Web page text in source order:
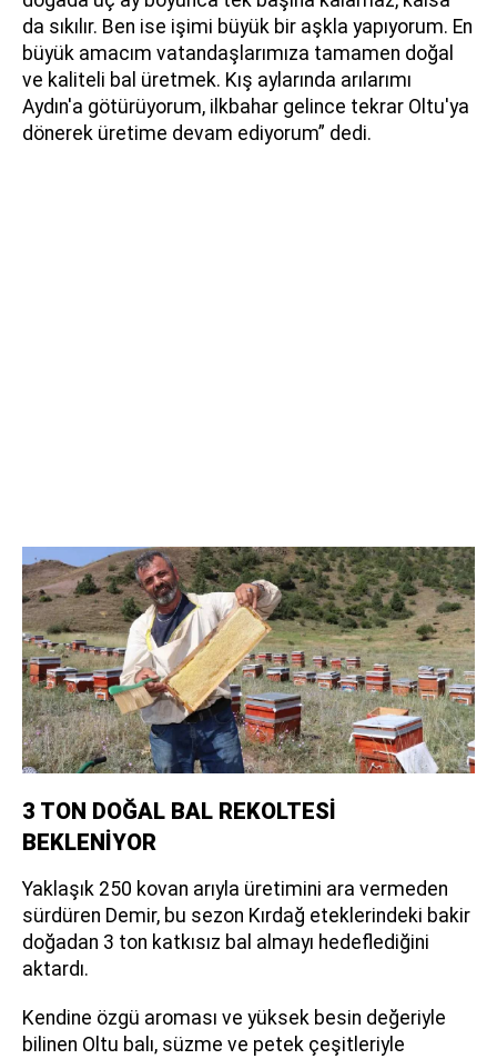
da sıkılır. Ben ise işimi büyük bir aşkla yapıyorum. En
büyük amacım vatandaşlarımıza tamamen doğal
ve kaliteli bal üretmek. Kış aylarında arılarımı
Aydın'a götürüyorum, ilkbahar gelince tekrar Oltu'ya
dönerek üretime devam ediyorum” dedi.
3 TON DOĞAL BAL REKOLTESİ
BEKLENİYOR
Yaklaşık 250 kovan arıyla üretimini ara vermeden
sürdüren Demir, bu sezon Kırdağ eteklerindeki bakir
doğadan 3 ton katkısız bal almayı hedeflediğini
aktardı.
Kendine özgü aroması ve yüksek besin değeriyle
bilinen Oltu balı, süzme ve petek çeşitleriyle